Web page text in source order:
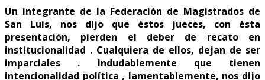
Un integrante de la Federación de Magistrados de
San Luis, nos dijo que éstos jueces, con ésta
presentación, pierden el deber de recato en
institucionalidad . Cualquiera de ellos, dejan de ser
imparciales . Indudablemente que tienen
intencionalidad política , lamentablemente, nos dijo